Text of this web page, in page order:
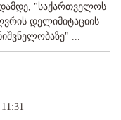
"საქართველოს
დელიმიტაციის
...